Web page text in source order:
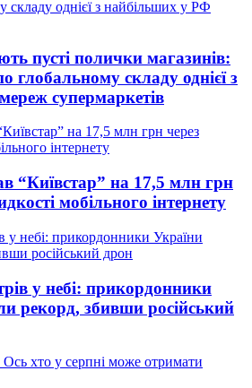
пусті полички магазинів:
глобальному складу однієї з
супермаркетів
на 17,5 млн грн
мобільного інтернету
у небі: прикордонники
рекорд, збивши російський